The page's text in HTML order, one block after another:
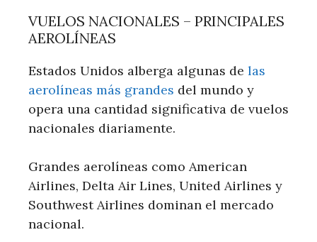
VUELOS NACIONALES – PRINCIPALES
AEROLÍNEAS
Estados Unidos alberga algunas de las
aerolíneas más grandes del mundo y
opera una cantidad significativa de vuelos
nacionales diariamente.
Grandes aerolíneas como American
Airlines, Delta Air Lines, United Airlines y
Southwest Airlines dominan el mercado
nacional.